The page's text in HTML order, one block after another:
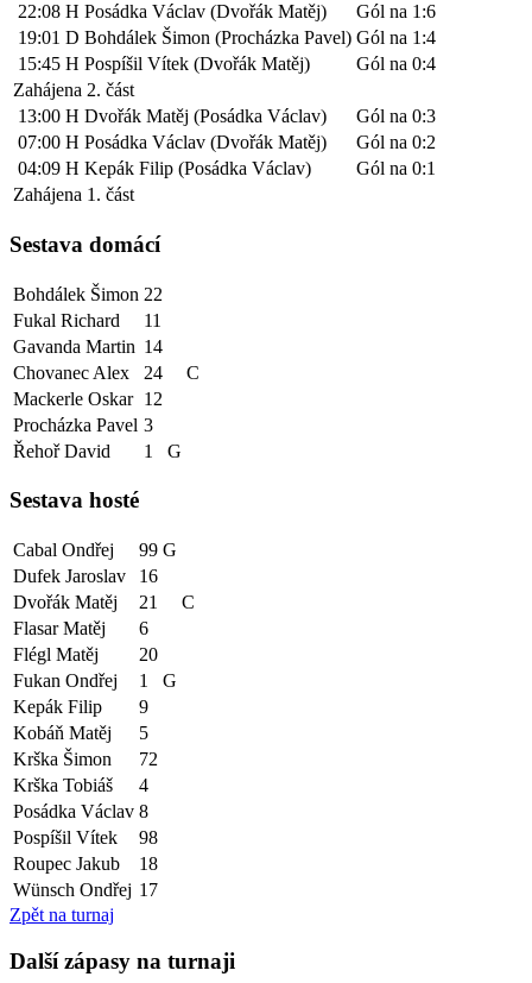
22:08 H Posádka Václav (Dvořák Matěj)
Gól na 1:6
19:01 D Bohdálek Šimon (Procházka Pavel) Gól na 1:4
15:45 H Pospíšil Vítek (Dvořák Matěj)
Gól na 0:4
Zahájena 2. část
13:00 H Dvořák Matěj (Posádka Václav)
Gól na 0:3
07:00 H Posádka Václav (Dvořák Matěj)
Gól na 0:2
04:09 H Kepák Filip (Posádka Václav)
Gól na 0:1
Zahájena 1. část
Sestava domácí
Bohdálek Šimon 22
Fukal Richard
11
Gavanda Martin 14
Chovanec Alex
24
C
Mackerle Oskar 12
Procházka Pavel 3
Řehoř David
1 G
Sestava hosté
Cabal Ondřej 99 G
Dufek Jaroslav
16
Dvořák Matěj
21
C
Flasar Matěj
6
Flégl Matěj
20
Fukan Ondřej
1
G
Kepák Filip
9
Kobáň Matěj
5
Krška Šimon
72
Krška Tobiáš
4
Posádka Václav 8
Pospíšil Vítek
98
Roupec Jakub
18
Wünsch Ondřej 17
Zpět na turnaj
Další zápasy na turnaji